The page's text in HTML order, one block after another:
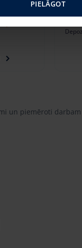
un piemēroti
PIELĀGOT